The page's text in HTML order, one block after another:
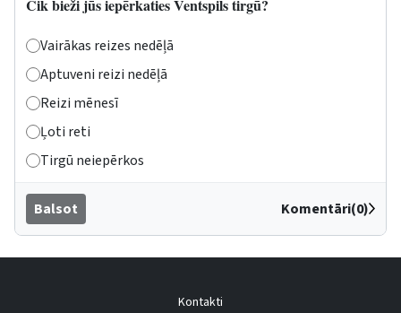
Cik bieži jūs iepērkaties Ventspils tirgū?
Vairākas reizes nedēļā
Aptuveni reizi nedēļā
Reizi mēnesī
Ļoti reti
Tirgū neiepērkos
Balsot Komentāri(0)
Kontakti